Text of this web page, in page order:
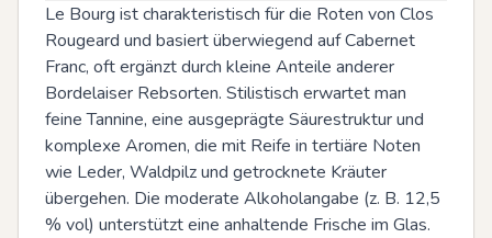
Le Bourg ist charakteristisch für die Roten von Clos
Rougeard und basiert überwiegend auf Cabernet
Franc, oft ergänzt durch kleine Anteile anderer
Bordelaiser Rebsorten. Stilistisch erwartet man
feine Tannine, eine ausgeprägte Säurestruktur und
komplexe Aromen, die mit Reife in tertiäre Noten
wie Leder, Waldpilz und getrocknete Kräuter
übergehen. Die moderate Alkoholangabe (z. B. 12,5
% vol) unterstützt eine anhaltende Frische im Glas.